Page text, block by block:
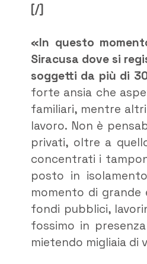
[/]
«In questo
Siracusa dove si
soggetti da più di
forte ansia che
familiari, mentre
lavoro. Non è
privati, oltre a
concentrati i
posto in
momento di grande
fondi pubblici,
fossimo in
mietendo migliaia di